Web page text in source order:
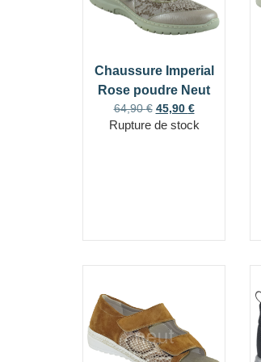
Chaussure Imperial
Rose poudre Neut
64,90€ 45,90 €
Rupture de stock